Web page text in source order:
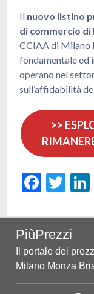
Il nuovo listino
di commercio di
CCIAA di Milano
fondamentale ed
operano nel
sull’affidabilità
>>
PiùPrezzi
Il portale dei
Milano Monza